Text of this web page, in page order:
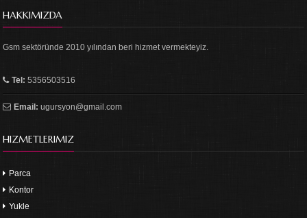
HAKKIMIZDA
Gsm sektöründe 2010 yılından beri hizmet vermekteyiz.
Tel: 5356503516
Email: ugursyon@gmail.com
HIZMETLERIMIZ
Parca
Kontor
Yukle